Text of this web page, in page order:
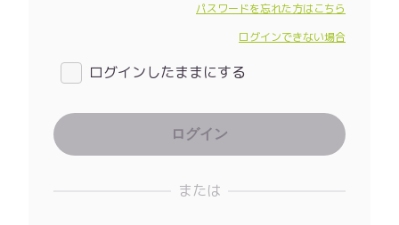
パスワードを忘れた方はこちら
ログインできない場合
ログインしたままにする
または